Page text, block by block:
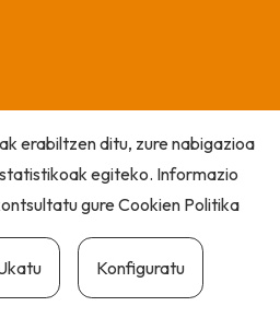
erabiltzen ditu, zure nabigazioa
egiteko. Informazio
gureCookien Politika
Konfiguratu